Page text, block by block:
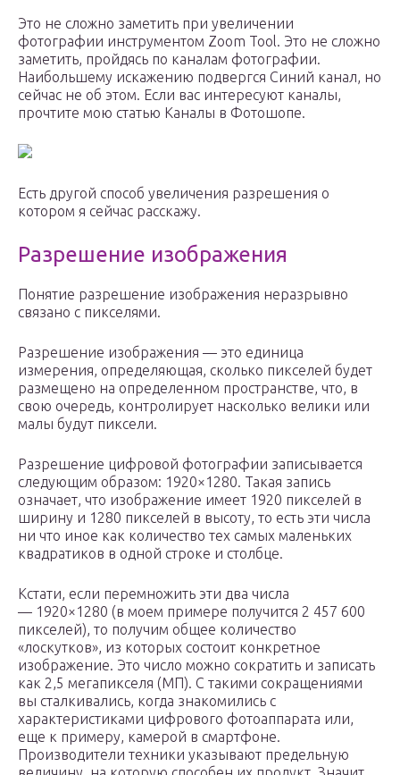
Это не сложно заметить при увеличении
фотографии инструментом Zoom Tool. Это не сложно
заметить, пройдясь по каналам фотографии.
Наибольшему искажению подвергся Синий канал, но
сейчас не об этом. Если вас интересуют каналы,
прочтите мою статью Каналы в Фотошопе.
Есть другой способ увеличения разрешения о
котором я сейчас расскажу.
Разрешение изображения
Понятие разрешение изображения неразрывно
связано с пикселями.
Разрешение изображения — это единица
измерения, определяющая, сколько пикселей будет
размещено на определенном пространстве, что, в
свою очередь, контролирует насколько велики или
малы будут пиксели.
Разрешение цифровой фотографии записывается
следующим образом: 1920×1280. Такая запись
означает, что изображение имеет 1920 пикселей в
ширину и 1280 пикселей в высоту, то есть эти числа
ни что иное как количество тех самых маленьких
квадратиков в одной строке и столбце.
Кстати, если перемножить эти два числа
— 1920×1280 (в моем примере получится 2 457 600
пикселей), то получим общее количество
«лоскутков», из которых состоит конкретное
изображение. Это число можно сократить и записать
как 2,5 мегапикселя (МП). С такими сокращениями
вы сталкивались, когда знакомились с
характеристиками цифрового фотоаппарата или,
еще к примеру, камерой в смартфоне.
Производители техники указывают предельную